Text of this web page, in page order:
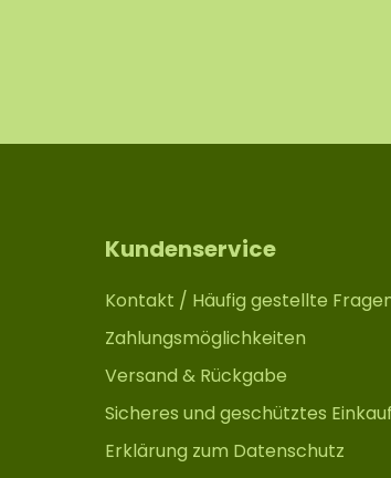
Kundenservice
Kontakt / Häufig gestellte
Zahlungsmöglichkeiten
Versand & Rückgabe
Sicheres und geschütztes
Erklärung zum Datenschutz